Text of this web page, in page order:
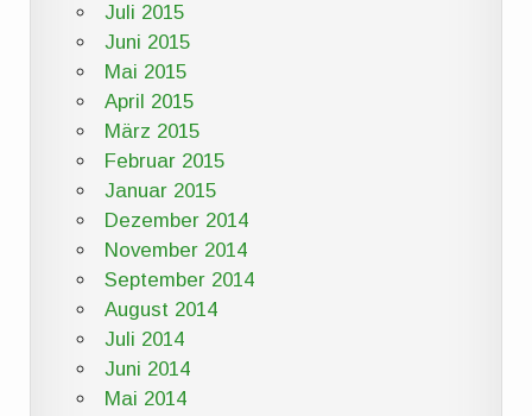
Juli 2015
Juni 2015
Mai 2015
April 2015
März 2015
Februar 2015
Januar 2015
Dezember 2014
November 2014
September 2014
August 2014
Juli 2014
Juni 2014
Mai 2014